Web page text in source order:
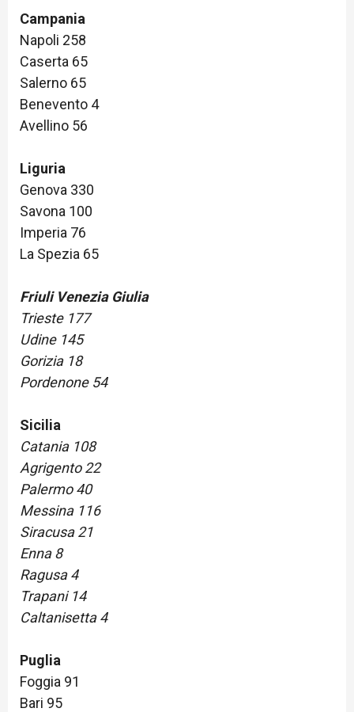
Campania
Napoli 258
Caserta 65
Salerno 65
Benevento 4
Avellino 56
Liguria
Genova 330
Savona 100
Imperia 76
La Spezia 65
Friuli Venezia Giulia
Trieste 177
Udine 145
Gorizia 18
Pordenone 54
Sicilia
Catania 108
Agrigento 22
Palermo 40
Messina 116
Siracusa 21
Enna 8
Ragusa 4
Trapani 14
Caltanisetta 4
Puglia
Foggia 91
Bari 95